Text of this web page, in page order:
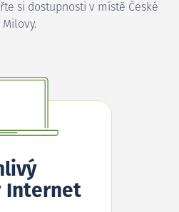
si dostupnosti v místě České
Milovy.
Internet